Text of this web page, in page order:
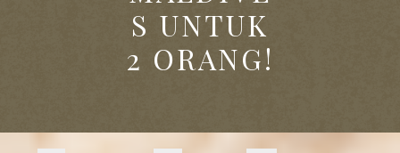
S UNTUK
2 ORANG!